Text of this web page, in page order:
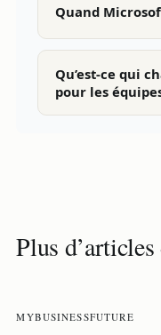
Quand
Qu’est-ce qui
pour les
Plus
MYBUSINESSFUTURE